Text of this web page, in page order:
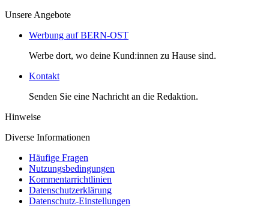
Unsere Angebote
Werbung auf BERN-OST
Werbe dort, wo deine Kund:innen zu Hause sind.
Kontakt
Senden Sie eine Nachricht an die Redaktion.
Hinweise
Diverse Informationen
Häufige Fragen
Nutzungsbedingungen
Kommentarrichtlinien
Datenschutzerklärung
Datenschutz-Einstellungen